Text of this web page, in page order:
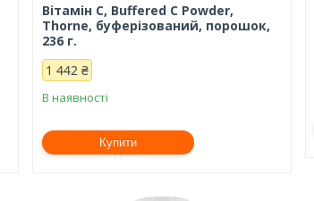
Вітамін С, Buffered C Powder,
Thorne, буферізований, порошок,
236 г.
1 442 ₴
В наявності
Купити